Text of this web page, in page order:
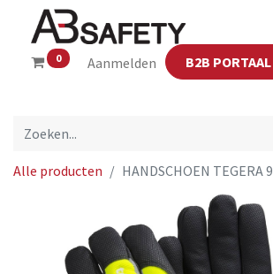
0 Aanmelden B2B PORTAAL
Alle producten HANDSCHOEN TEGERA